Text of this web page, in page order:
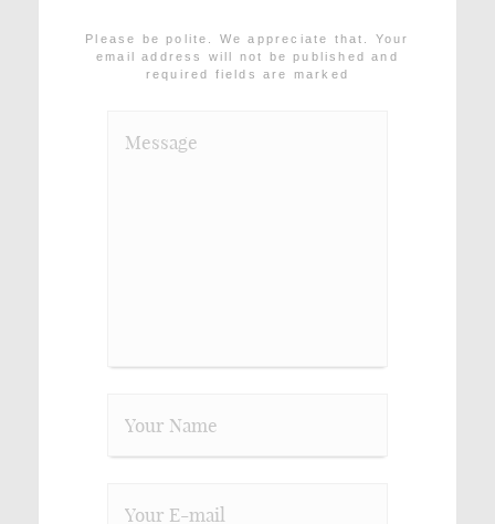
Please be polite. We appreciate that. Your
email address will not be published and
required fields are marked